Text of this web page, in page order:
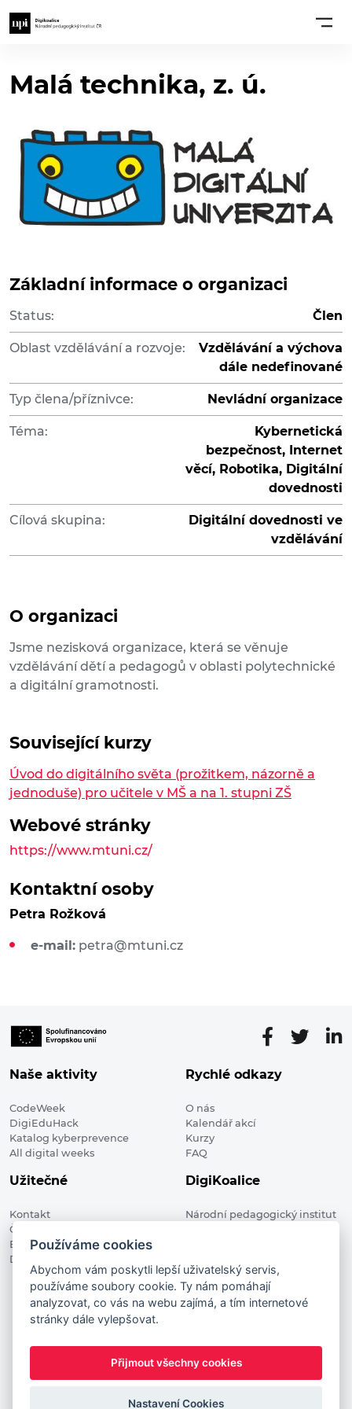
Malá technika, z. ú.
Základní informace o organizaci
Status: Člen
Oblast vzdělávání a rozvoje:
Vzdělávání a výchova
dále nedefinované
Typ člena/příznivce: Nevládní organizace
Téma:
Kybernetická
bezpečnost, Internet
věcí, Robotika, Digitální
dovednosti
Cílová skupina:
Digitální dovednosti ve
vzdělávání
O organizaci
Jsme nezisková organizace, která se věnuje
vzdělávání dětí a pedagogů v oblasti polytechnické
a digitální gramotnosti.
Související kurzy
​Úvod do digitálního světa (prožitkem, názorně a
jednoduše) pro učitele v MŠ a na 1. stupni ZŠ
Webové stránky
https://www.mtuni.cz/
Kontaktní osoby
Petra Rožková
e-mail: petra@mtuni.cz
Naše aktivity
CodeWeek
DigiEduHack
Katalog kyberprevence
All digital weeks
Rychlé odkazy
O nás
Kalendář akcí
Kurzy
FAQ
Užitečné
Kontakt
Členské organizace
Blog
Digitalizace ve vzdělávání
DigiKoalice
Národní pedagogický institut
DigiKoalice 2021. All rights reserved
Vstup do administrace
This project has received funding from the European
Commission Innovation and Networks Executive Agency (now
Commission and the European Commission is not responsible
Používáme cookies
Abychom vám poskytli lepší uživatelský servis,
používáme soubory cookie. Ty nám pomáhají
analyzovat, co vás na webu zajímá, a tím internetové
stránky dále vylepšovat.
Přijmout všechny cookies
Nastavení Cookies